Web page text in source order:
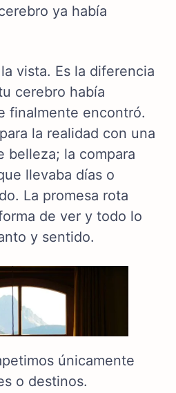
ya había
vista. Es la diferencia
cerebro había
finalmente encontró.
la realidad con una
belleza; la compara
llevaba días o
La promesa rota
de ver y todo lo
y sentido.
únicamente
o destinos.